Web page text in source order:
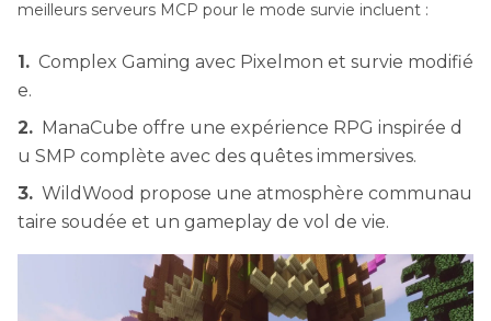
avancé.
Compatibilité
souvent en
charge les
versions
classiques de
Minecraft, les
clients
standard avec
le client Java
et Bedrock
lors de la
configuration.
meilleurs serveurs MCP pour le mode survie incluent :
1. Complex Gaming avec Pixelmon et survie modifié
e.
2. ManaCube offre une expérience RPG inspirée d
u SMP complète avec des quêtes immersives.
3. WildWood propose une atmosphère communau
taire soudée et un gameplay de vol de vie.